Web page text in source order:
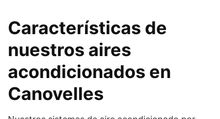
Características de
nuestros aires
acondicionados en
Canovelles